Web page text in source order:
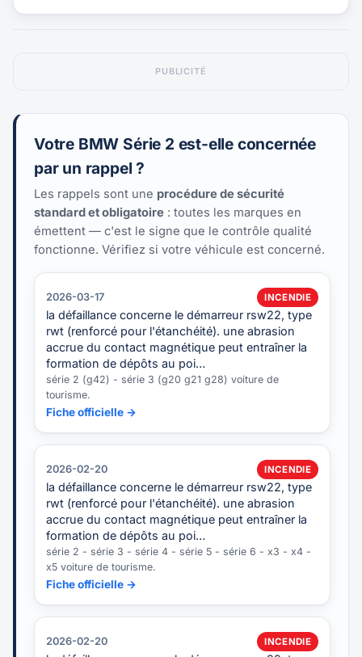
PUBLICITÉ
Votre BMW Série 2 est-elle concernée
par un rappel ?
Les rappels sont une procédure de sécurité
standard et obligatoire : toutes les marques en
émettent — c'est le signe que le contrôle qualité
fonctionne. Vérifiez si votre véhicule est concerné.
2026-03-17 INCENDIE
la défaillance concerne le démarreur rsw22, type
rwt (renforcé pour l'étanchéité). une abrasion
accrue du contact magnétique peut entraîner la
formation de dépôts au poi…
série 2 (g42) - série 3 (g20 g21 g28) voiture de
tourisme.
Fiche officielle →
2026-02-20 INCENDIE
la défaillance concerne le démarreur rsw22, type
rwt (renforcé pour l'étanchéité). une abrasion
accrue du contact magnétique peut entraîner la
formation de dépôts au poi…
série 2 - série 3 - série 4 - série 5 - série 6 - x3 - x4 -
x5 voiture de tourisme.
Fiche officielle →
2026-02-20 INCENDIE